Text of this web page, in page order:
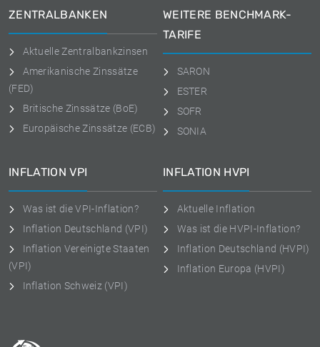
ZENTRALBANKEN
Aktuelle Zentralbankzinsen
Amerikanische Zinssätze
(FED)
Britische Zinssätze (BoE)
Europäische Zinssätze (ECB)
WEITERE BENCHMARK-
TARIFE
SARON
ESTER
SOFR
SONIA
INFLATION VPI
Was ist die VPI-Inflation?
Inflation Deutschland (VPI)
Inflation Vereinigte Staaten
(VPI)
Inflation Schweiz (VPI)
INFLATION HVPI
Aktuelle Inflation
Was ist die HVPI-Inflation?
Inflation Deutschland (HVPI)
Inflation Europa (HVPI)